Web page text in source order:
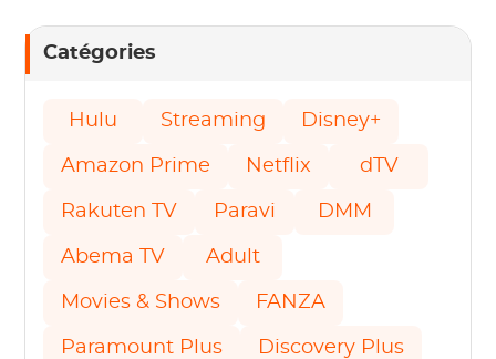
Catégories
Hulu Streaming Disney+
Amazon Prime Netflix dTV
Rakuten TV Paravi DMM
Abema TV Adult
Movies & Shows FANZA
Paramount Plus Discovery Plus